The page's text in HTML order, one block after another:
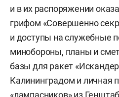
и в их распоряжении
грифом «Совершенно
и доступы на служебные
минобороны, планы и
базы для ракет
Калининградом и личная
«лампасников» из